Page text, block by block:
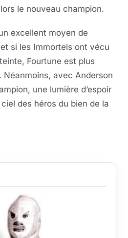
le nouveau champion.
excellent moyen de
si les Immortels ont vécu
Fourtune est plus
Néanmoins, avec Anderson
une lumière d’espoir
des héros du bien de la